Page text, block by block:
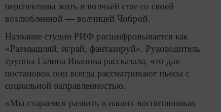
перспективы жить в волчьей стае со своей
возлюбленной — волчицей Чоброй.
Название студии РИФ расшифровывается как
«Размышляй, играй, фантазируй». Руководитель
труппы Галина Иванова рассказала, что для
постановок они всегда рассматривают пьесы с
социальной направленностью.
«Мы стараемся развить в наших воспитанниках